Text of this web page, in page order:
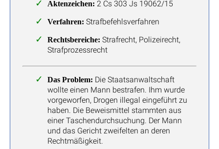
Aktenzeichen: 2 Cs 303 Js 19062/15
Verfahren: Strafbefehlsverfahren
Rechtsbereiche: Strafrecht, Polizeirecht,
Strafprozessrecht
Das Problem: Die Staatsanwaltschaft
wollte einen Mann bestrafen. Ihm wurde
vorgeworfen, Drogen illegal eingeführt zu
haben. Die Beweismittel stammten aus
einer Taschendurchsuchung. Der Mann
und das Gericht zweifelten an deren
Rechtmäßigkeit.